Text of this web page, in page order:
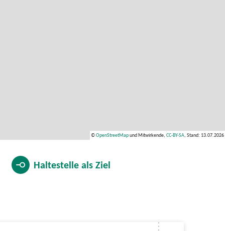
©OpenStreetMapund Mitwirkende, CC-BY-SA, Stand: 13.07.2026
Haltestelle alsZiel